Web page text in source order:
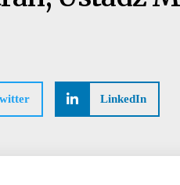
LinkedIn